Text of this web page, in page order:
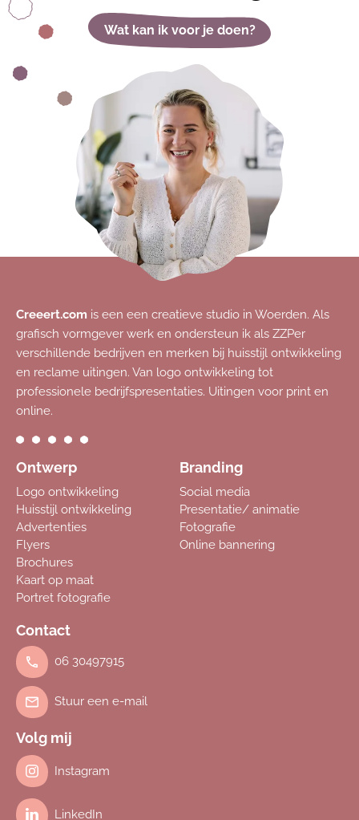
Wat kan ik voor je doen?
Creeert.com is een een creatieve studio in Woerden. Als
grafisch vormgever werk en ondersteun ik als ZZPer
verschillende bedrijven en merken bij huisstijl ontwikkeling
en reclame uitingen. Van logo ontwikkeling tot
professionele bedrijfspresentaties. Uitingen voor print en
online.
Ontwerp
Logo ontwikkeling
Huisstijl ontwikkeling
Advertenties
Flyers
Brochures
Kaart op maat
Portret fotografie
Branding
Social media
Presentatie/ animatie
Fotografie
Online bannering
Contact
06 30497915
Stuur een e-mail
Volg mij
Instagram
LinkedIn